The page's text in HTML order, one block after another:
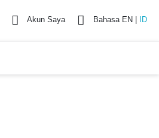
Akun Saya Bahasa EN ID